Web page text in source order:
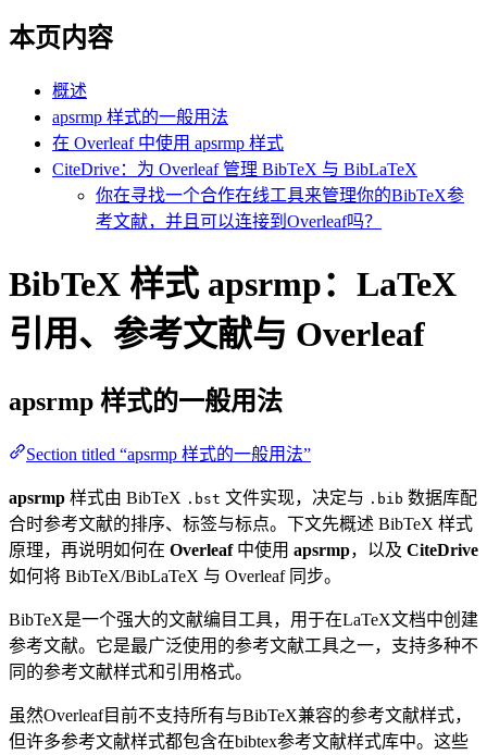
本页内容
概述
apsrmp 样式的一般用法
在 Overleaf 中使用 apsrmp 样式
CiteDrive：为 Overleaf 管理 BibTeX 与 BibLaTeX
你在寻找一个合作在线工具来管理你的BibTeX参
考文献，并且可以连接到Overleaf吗？
BibTeX 样式 apsrmp：LaTeX
引用、参考文献与 Overleaf
apsrmp 样式的一般用法
Section titled “apsrmp 样式的一般用法”
apsrmp 样式由 BibTeX .bst 文件实现，决定与 .bib 数据库配
合时参考文献的排序、标签与标点。下文先概述 BibTeX 样式
原理，再说明如何在 Overleaf中使用 apsrmp，以及 CiteDrive
如何将 BibTeX/BibLaTeX 与 Overleaf 同步。
BibTeX是一个强大的文献编目工具，用于在LaTeX文档中创建
参考文献。它是最广泛使用的参考文献工具之一，支持多种不
同的参考文献样式和引用格式。
虽然Overleaf目前不支持所有与BibTeX兼容的参考文献样式，
但许多参考文献样式都包含在bibtex参考文献样式库中。这些